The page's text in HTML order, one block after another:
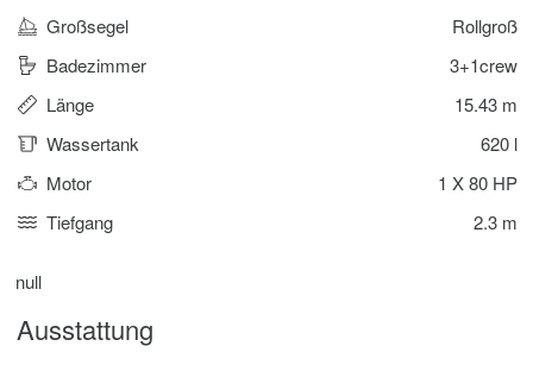
Großsegel
Rollgroß
Badezimmer
3+1crew
Länge
15.43 m
Wassertank
620 l
Motor
1 X 80 HP
Tiefgang
2.3 m
null
Ausstattung